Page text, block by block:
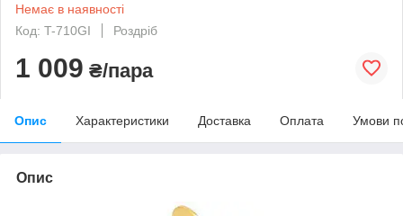
Немає в наявності
Код: T-710GI
Роздріб
1 009 ₴/пара
Опис Характеристики Доставка Оплата Умови
Опис